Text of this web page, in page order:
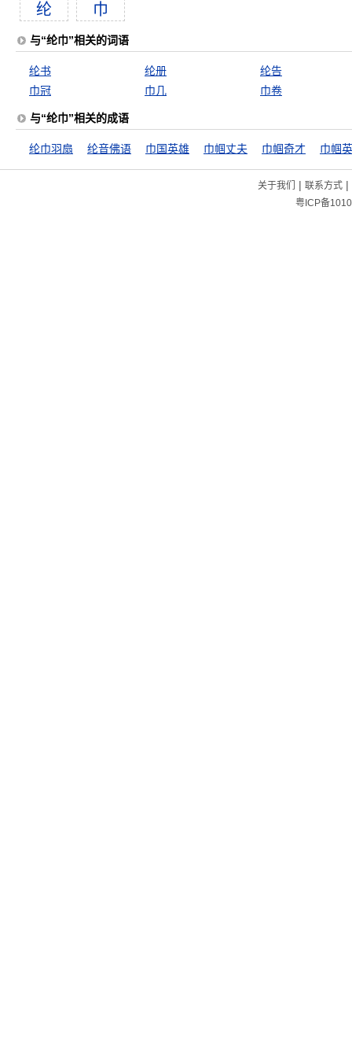
纶 巾
与“纶巾”相关的词语
纶书 纶册
纶告
巾冠
巾几 巾卷
与“纶巾”相关的成语
纶巾羽扇 纶音佛语 巾国英雄 巾帼丈夫 巾帼奇才 巾帼
关于我们 | 联系方式|
粤ICP备